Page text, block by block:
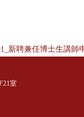
新聘兼任博士生講師
室